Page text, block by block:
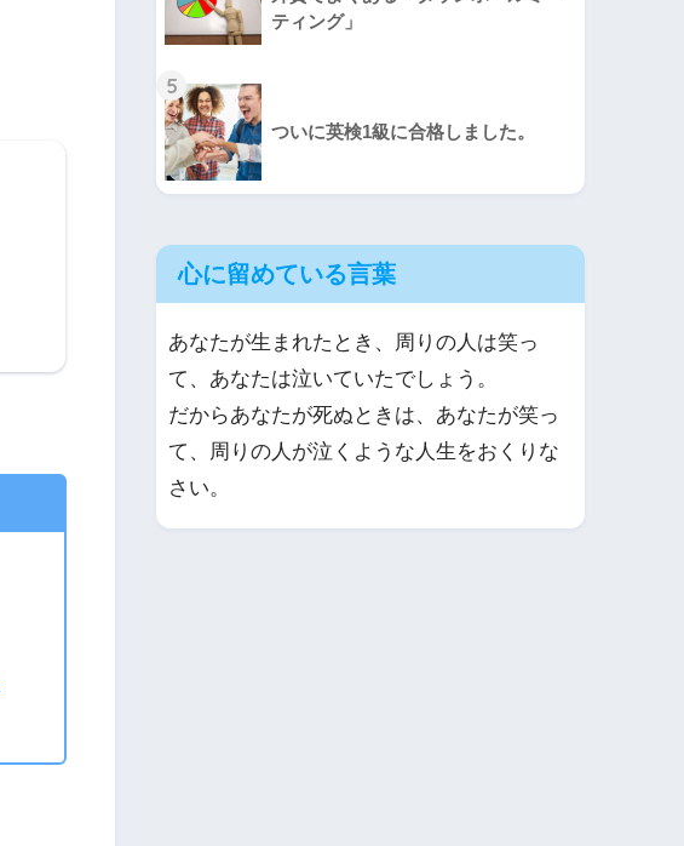
ティング」
5
ついに英検1級に合格しました。
心に留めている言葉
あなたが生まれたとき、周りの人は笑っ
て、あなたは泣いていたでしょう。
だからあなたが死ぬときは、あなたが笑っ
て、周りの人が泣くような人生をおくりな
さい。